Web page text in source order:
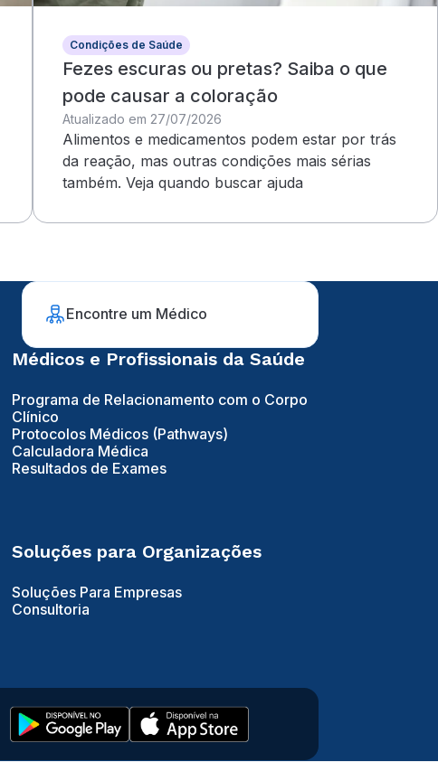
Condições de Saúde
Fezes escuras ou pretas? Saiba o que
pode causar a coloração
Atualizado em 27/07/2026
Alimentos e medicamentos podem estar por trás
da reação, mas outras condições mais sérias
também. Veja quando buscar ajuda
Encontre um Médico
Médicos e Profissionais da Saúde
Programa de Relacionamento com o Corpo
Clínico
Protocolos Médicos (Pathways)
Calculadora Médica
Resultados de Exames
Soluções para Organizações
Soluções Para Empresas
Consultoria